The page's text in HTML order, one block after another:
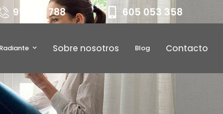
911 697 788 605 053 358
Sobre nosotros Blog Contacto